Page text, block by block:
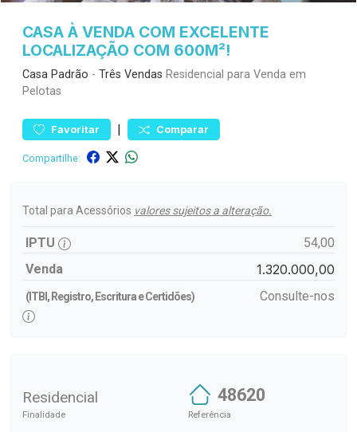
CASA À VENDA COM EXCELENTE
LOCALIZAÇÃO COM 600M²!
Casa Padrão - Três Vendas Residencial para Venda em
Pelotas
Favoritar | Comparar
Compartilhe:
Total para Acessórios valores sujeitos a alteração.
IPTU
54,00
Venda
1.320.000,00
(ITBI, Registro, Escritura e Certidões) Consulte-nos
Residencial
Finalidade
48620
Referência